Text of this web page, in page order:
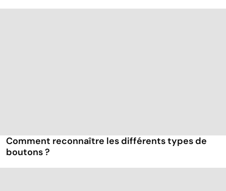
Comment reconnaître les différents types de
boutons ?